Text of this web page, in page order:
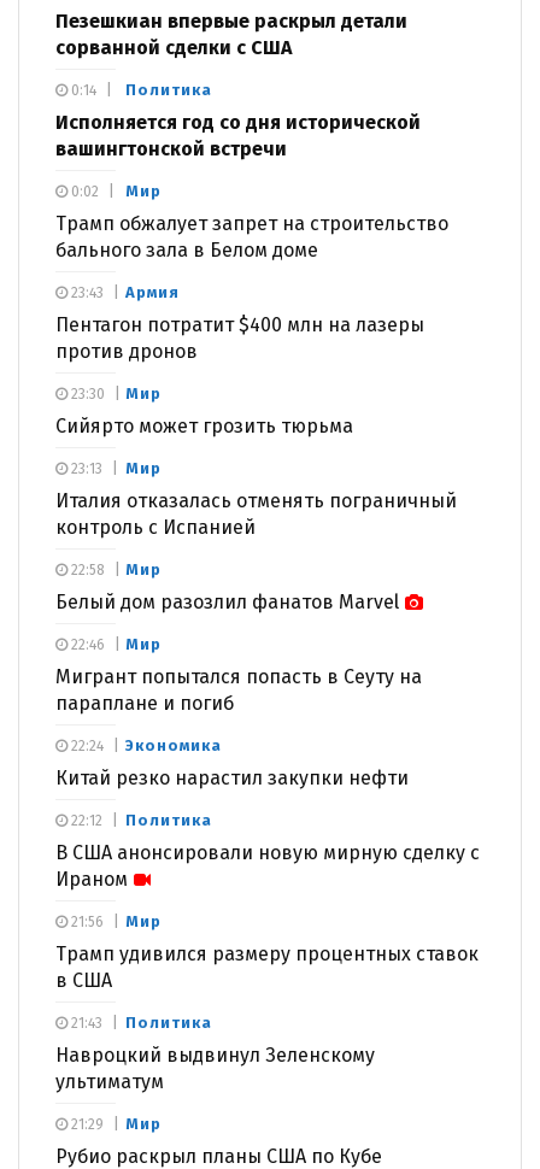
Пезешкиан впервые раскрыл детали
сорванной сделки с США
Политика
Исполняется год со дня исторической
вашингтонской встречи
0:14
Мир
Трамп обжалует запрет на строительство
бального зала в Белом доме
0:02
Армия
Пентагон потратит $400 млн на лазеры
против дронов
23:43
Мир
Сийярто может грозить тюрьма
23:30
Мир
Италия отказалась отменять пограничный
контроль с Испанией
23:13
Мир
Белый дом разозлил фанатов Marvel
22:58
Мир
Мигрант попытался попасть в Сеуту на
параплане и погиб
22:46
Экономика
Китай резко нарастил закупки нефти
22:24
Политика
В США анонсировали новую мирную сделку с
Ираном
22:12
Мир
Трамп удивился размеру процентных ставок
в США
21:56
Политика
Навроцкий выдвинул Зеленскому
ультиматум
21:43
Мир
Рубио раскрыл планы США по Кубе
21:29